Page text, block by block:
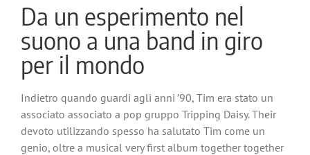
Da un esperimento nel
suono a una band in giro
per il mondo
Indietro quando guardi agli anni ’90, Tim era stato un
associato associato a pop gruppo Tripping Daisy. Their
devoto utilizzando spesso ha salutato Tim come un
genio, oltre a musical very first album together together